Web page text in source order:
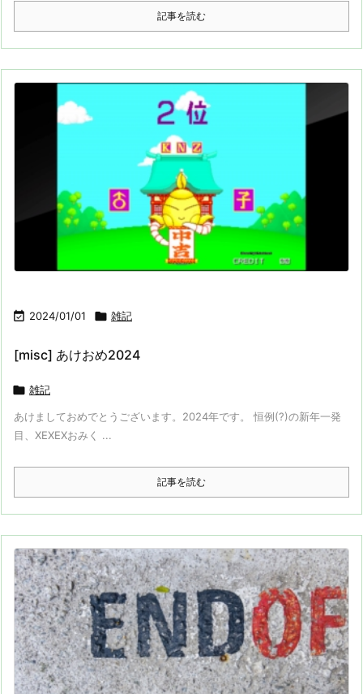
記事を読む
 2024/01/01  雑記
[misc] あけおめ2024
 雑記
あけましておめでとうございます。2024年です。 恒例(?)の新年一発
目、XEXEXおみく ...
記事を読む